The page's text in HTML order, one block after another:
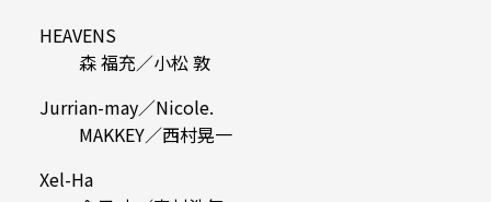
HEAVENS
森 福充／小松 敦
Jurrian-may／Nicole.
MAKKEY／西村晃一
Xel-Ha